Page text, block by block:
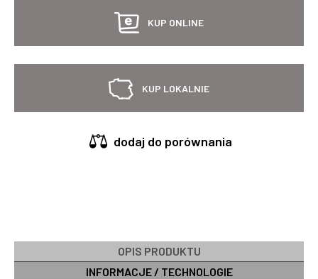
KUP ONLINE
KUP LOKALNIE
dodaj do porównania
OPIS PRODUKTU
INFORMACJE / TECHNOLOGIE